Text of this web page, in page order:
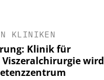
KLINIKEN
Klinik für
wird